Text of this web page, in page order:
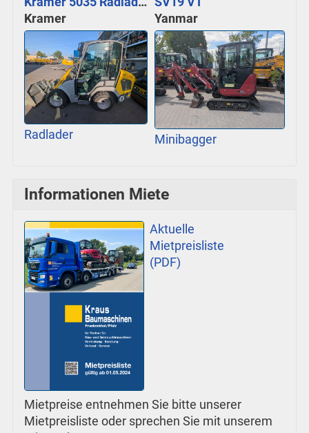
Kramer
Radlader
Yanmar
Minibagger
Informationen Miete
Aktuelle
Mietpreisliste
(PDF)
Mietpreise entnehmen Sie bitte unserer
Mietpreisliste oder sprechen Sie mit unserem